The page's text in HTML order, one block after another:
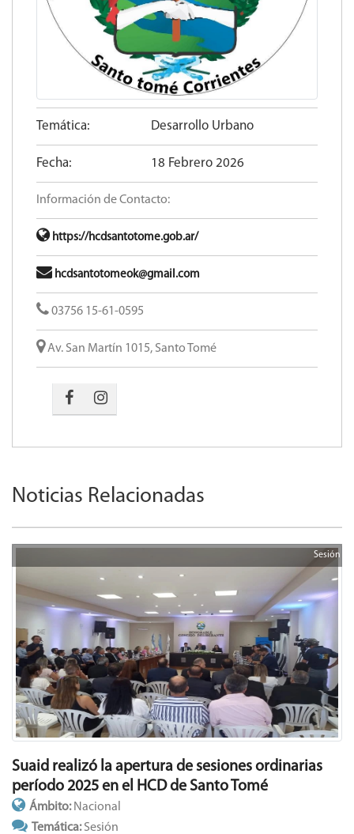
Temática: Desarrollo Urbano
Fecha: 18 Febrero 2026
Información de Contacto:
https://hcdsantotome.gob.ar/
hcdsantotomeok@gmail.com
03756 15-61-0595
Av. San Martín 1015, Santo Tomé
Noticias Relacionadas
Sesión
Suaid realizó la apertura de sesiones ordinarias
período 2025 en el HCD de Santo Tomé
Ámbito: Nacional
Temática:Sesión